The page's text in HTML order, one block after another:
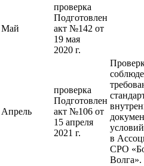
Май
проверка
Подготовлен
акт №142 от
19 мая
2020 г.
Апрель
проверка
Подготовлен
акт №106 от
15 апреля
2021 г.
в
СРО
Волга».